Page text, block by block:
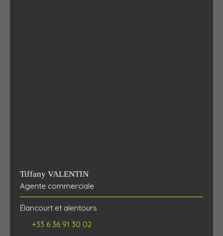
Tiffany VALENTIN
Agente commerciale
Élancourt et alentours
+33 6 36 91 30 02